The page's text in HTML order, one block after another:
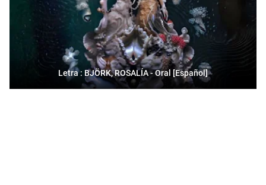
Letra : BJÖRK, ROSALÍA - Oral [Español]